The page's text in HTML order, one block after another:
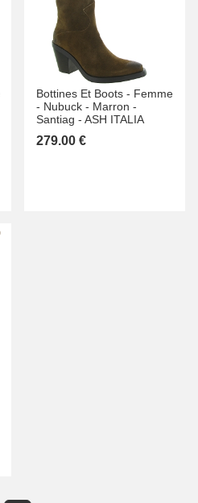
Bottines Et Boots - Femme
- Nubuck - Marron -
Santiag - ASH ITALIA
279.00 €